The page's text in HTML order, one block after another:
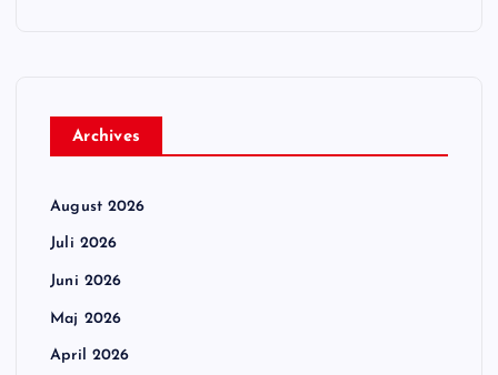
Archives
August 2026
Juli 2026
Juni 2026
Maj 2026
April 2026